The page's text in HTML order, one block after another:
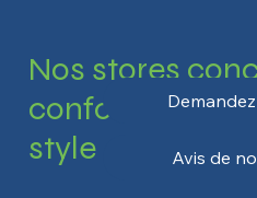
Nos stores
confort, votre
style
Avis de